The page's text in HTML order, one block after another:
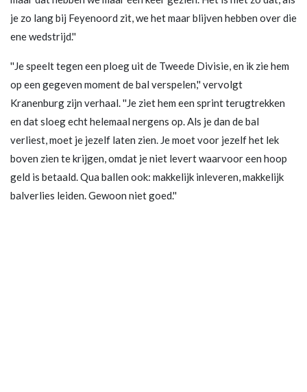
je zo lang bij Feyenoord zit, we het maar blijven hebben over die
ene wedstrijd.''
''Je speelt tegen een ploeg uit de Tweede Divisie, en ik zie hem
op een gegeven moment de bal verspelen,'' vervolgt
Kranenburg zijn verhaal. ''Je ziet hem een sprint terugtrekken
en dat sloeg echt helemaal nergens op. Als je dan de bal
verliest, moet je jezelf laten zien. Je moet voor jezelf het lek
boven zien te krijgen, omdat je niet levert waarvoor een hoop
geld is betaald. Qua ballen ook: makkelijk inleveren, makkelijk
balverlies leiden. Gewoon niet goed.''